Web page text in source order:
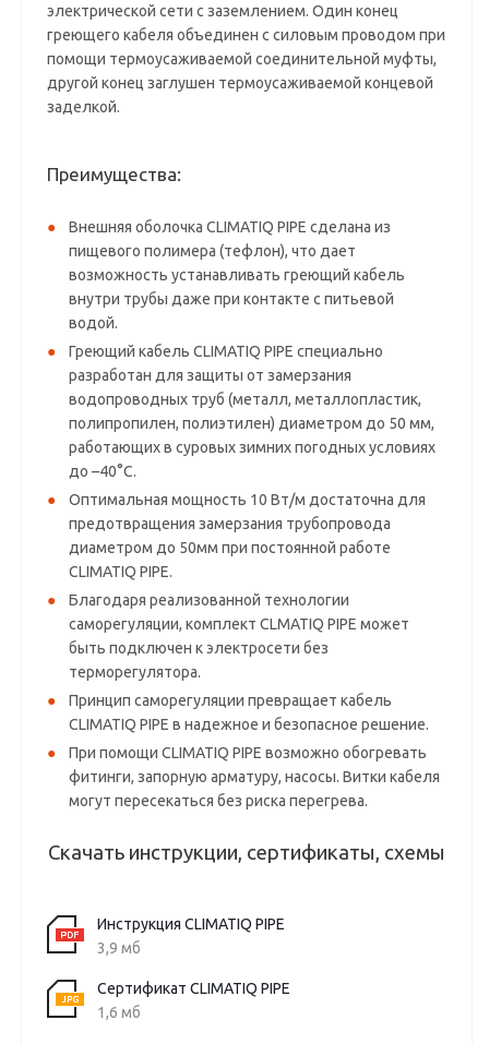
электрической сети с заземлением. Один конец
греющего кабеля объединен с силовым проводом при
помощи термоусаживаемой соединительной муфты,
другой конец заглушен термоусаживаемой концевой
заделкой.
Преимущества:
Внешняя оболочка CLIMATIQ PIPE сделана из
пищевого полимера (тефлон), что дает
возможность устанавливать греющий кабель
внутри трубы даже при контакте с питьевой
водой.
Греющий кабель CLIMATIQ PIPE специально
разработан для защиты от замерзания
водопроводных труб (металл, металлопластик,
полипропилен, полиэтилен) диаметром до 50 мм,
работающих в суровых зимних погодных условиях
до –40°С.
Оптимальная мощность 10 Вт/м достаточна для
предотвращения замерзания трубопровода
диаметром до 50мм при постоянной работе
CLIMATIQ PIPE.
Благодаря реализованной технологии
саморегуляции, комплект CLMATIQ PIPE может
быть подключен к электросети без
терморегулятора.
Принцип саморегуляции превращает кабель
CLIMATIQ PIPE в надежное и безопасное решение.
При помощи CLIMATIQ PIPE возможно обогревать
фитинги, запорную арматуру, насосы. Витки кабеля
могут пересекаться без риска перегрева.
Скачать инструкции, сертификаты, схемы
Инструкция CLIMATIQ PIPE
3,9 мб
Сертификат CLIMATIQ PIPE
1,6 мб